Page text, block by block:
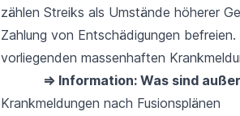
zählen Streiks als Umstände höherer
Zahlung von Entschädigungen
vorliegenden massenhaften
⇒ Information: Was sind
Krankmeldungen nach Fusionsplänen